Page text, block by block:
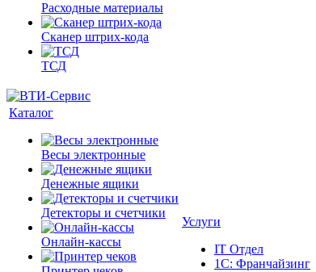
Расходные материалы
Сканер штрих-кода
ТСД
Каталог
Весы электронные
Денежные ящики
Детекторы и счетчики
Онлайн-кассы
Услуги
IT Отдел
1С: Франчайзинг